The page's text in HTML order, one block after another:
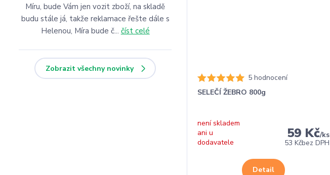
5 hodnocení
SELEČÍ ŽEBRO 800g
59 Kč/ks
53 Kčbez DPH
není skladem
ani u
dodavatele
Detail
Míru, bude Vám jen vozit zboží, na skladě
budu stále já, takže reklamace řešte dále s
Helenou, Míra bude č... číst celé
Zobrazit všechny novinky